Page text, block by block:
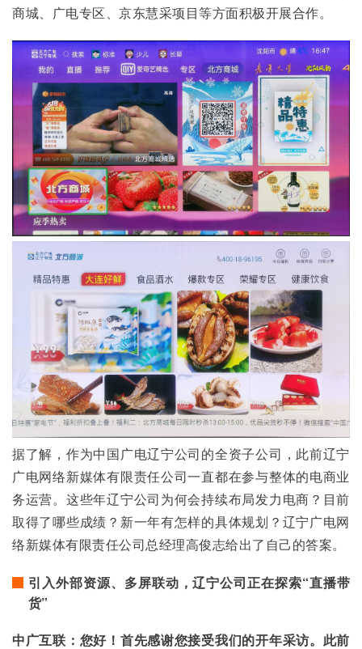
商城、广电专区、京东慧采项目等方面积极开展合作。
据了解，作为中国广电辽宁公司的全资子公司，此前辽宁
广电网络新媒体有限责任公司一直都在参与整体的电商业
务运营。这些年辽宁公司为何会持续布局发力电商？目前
取得了哪些成绩？新一年有怎样的具体规划？辽宁广电网
络新媒体有限责任公司总经理高俊志给出了自己的答案。
引入外部资源、多屏联动，辽宁公司正在探索“直播带
货”
中广互联：您好！首先感谢您接受我们的开年采访。此前